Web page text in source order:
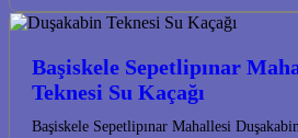
Başiskele Sepetlipınar
Teknesi Su Kaçağı
Başiskele Sepetlipınar Mahallesi